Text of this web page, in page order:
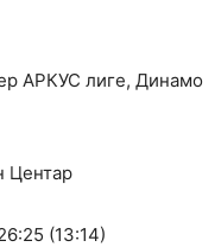
АРКУС лиге, Динамо
Центар
(13:14)